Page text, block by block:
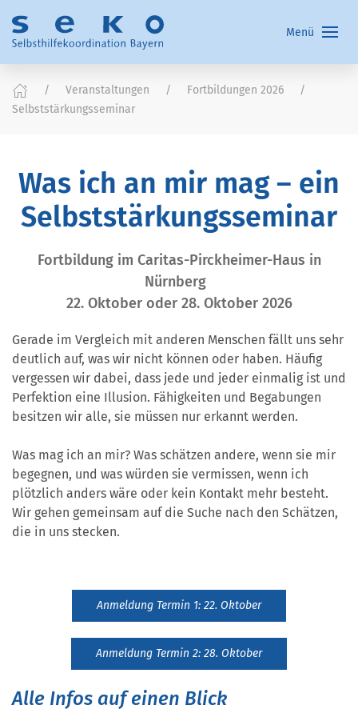
Menü
Veranstaltungen
Fortbildungen 2026
Selbststärkungsseminar
Was ich an mir mag – ein
Selbststärkungsseminar
Fortbildung im Caritas-Pirckheimer-Haus in
Nürnberg
22. Oktober oder 28. Oktober 2026
Gerade im Vergleich mit anderen Menschen fällt uns sehr
deutlich auf, was wir nicht können oder haben. Häufig
vergessen wir dabei, dass jede und jeder einmalig ist und
Perfektion eine Illusion. Fähigkeiten und Begabungen
besitzen wir alle, sie müssen nur erkannt werden.
Was mag ich an mir? Was schätzen andere, wenn sie mir
begegnen, und was würden sie vermissen, wenn ich
plötzlich anders wäre oder kein Kontakt mehr besteht.
Wir gehen gemeinsam auf die Suche nach den Schätzen,
die in uns stecken.
Anmeldung Termin 1: 22. Oktober
Anmeldung Termin 2: 28. Oktober
Alle Infos auf einen Blick